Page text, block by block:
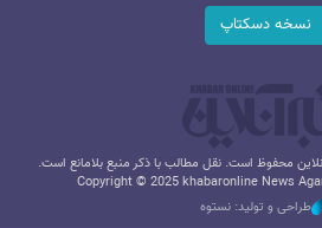
نسخه دسکتاپ
محفوظ است. نقل مطالب با ذکر منبع بلامانع است.
Copyright © 2025 khabaronline News
طراحی و تولید: نستوه